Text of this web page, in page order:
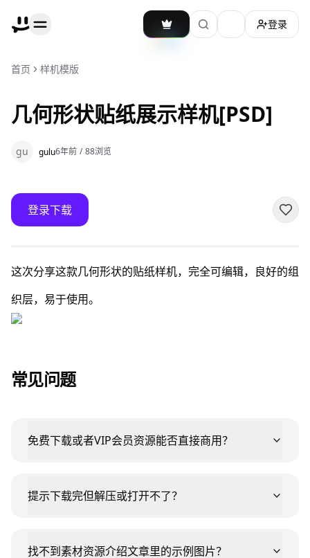
加载主题切换
登录
首页 样机模版
几何形状贴纸展示样机[PSD]
gu gulu6年前 / 88浏览
登录下载
这次分享这款几何形状的贴纸样机，完全可编辑，良好的组
织层，易于使用。
常见问题
免费下载或者VIP会员资源能否直接商用？
提示下载完但解压或打开不了？
找不到素材资源介绍文章里的示例图片？